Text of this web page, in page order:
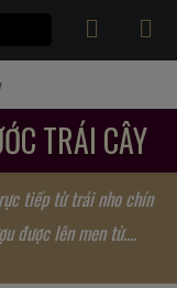
TRÁI CÂY
tiếp từ trái nho chín
được lên men từ....